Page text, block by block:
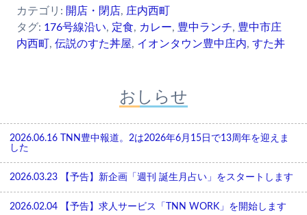
カテゴリ: 開店・閉店, 庄内西町
タグ: 176号線沿い, 定食, カレー, 豊中ランチ, 豊中市庄
内西町 , 伝説のすた丼屋, イオンタウン豊中庄内, すた丼
おしらせ
2026.06.16
TNN豊中報道。2は2026年6月15日で13周年を迎えま
した
2026.03.23 【予告】新企画「週刊 誕生月占い」をスタートします
2026.02.04 【予告】求人サービス「TNN WORK」を開始します